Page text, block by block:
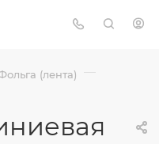
(лента) —